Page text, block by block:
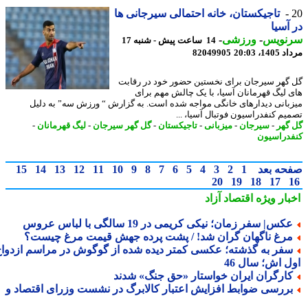
تاجیکستان، خانه احتمالی سیرجانی ها
-ورزشی-
14 ساعت پیش - شنبه 17
20:03
82049905
سیرجان برای نخستین حضور خود در رقابت
لیگ قهرمانان آسیا، با یک چالش مهم برای
دیدارهای خانگی مواجه شده است. به گزارش “ ورزش سه” به دلیل
کنفدراسیون فوتبال آسیا، ...
-سیرجان -میزبانی -تاجیکستان-گل گهر سیرجان -لیگ قهرمانان-
بعد 1
2
3
4
5
6
7
8
9
10
11
12
13
14
15
17
18
19
20
ویژهاقتصاد آزاد
سفر زمان؛ نیکی کریمی در 19 سالگی با لباس عروس
ناگهان گران شد! / پشت پرده جهش قیمت مرغ چیست؟
به گذشته؛ عکسی کمتر دیده شده از گوگوش در مراسم ازدواج
اش؛ سال 46
ایران خواستار «حق جنگ» شدند
ضوابط افزایش اعتبار کالابرگ در نشست وزرای اقتصاد و